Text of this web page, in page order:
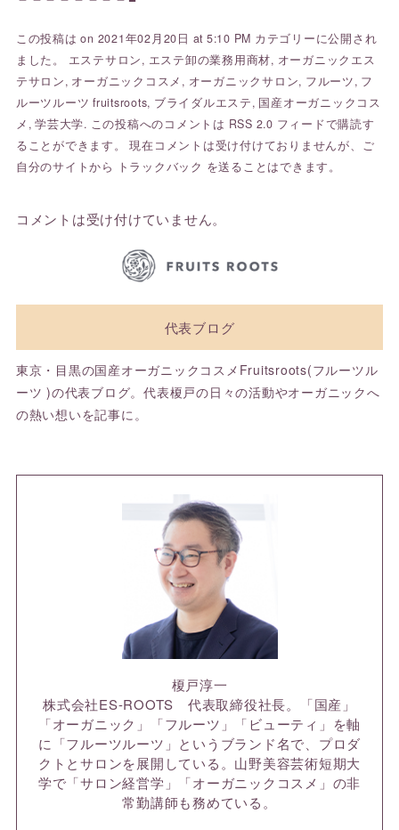
この投稿は on 2021年02月20日 at 5:10 PM カテゴリーに公開され
ました。 エステサロン, エステ卸の業務用商材, オーガニックエス
テサロン, オーガニックコスメ , オーガニックサロン, フルーツ, フ
ルーツルーツ fruitsroots, ブライダルエステ, 国産オーガニックコス
メ ,学芸大学. この投稿へのコメントは RSS 2.0 フィードで購読す
ることができます。 現在コメントは受け付けておりませんが、ご
自分のサイトから
トラックバック を送ることはできます。
コメントは受け付けていません。
代表ブログ
東京・目黒の国産オーガニックコスメFruitsroots(フルーツル
ーツ )の代表ブログ。代表榎戸の日々の活動やオーガニックへ
の熱い想いを記事に。
榎戸淳一
株式会社ES-ROOTS 代表取締役社長。「国産」
「オーガニック」「フルーツ」「ビューティ」を軸
に「フルーツルーツ」というブランド名で、プロダ
クトとサロンを展開している。山野美容芸術短期大
学で「サロン経営学」「オーガニックコスメ」の非
常勤講師も務めている。